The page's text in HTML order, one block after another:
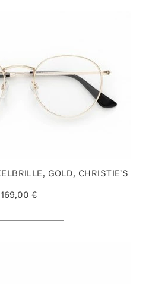
GOLD, CHRISTIE'S
169,00 €